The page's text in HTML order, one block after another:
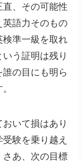
直、その可能性
英語力そのもの
準一級を取れ
う証明は残り
の目にも明ら
いて損はあり
験を乗り越え
さあ、次の目標